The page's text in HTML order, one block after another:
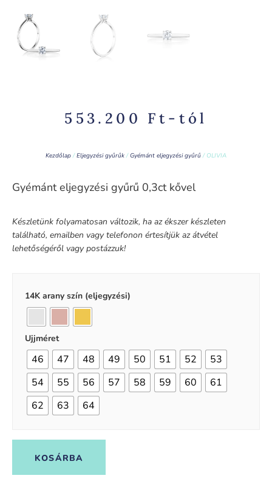
553.200 Ft-tól
Kezdőlap/Eljegyzési gyűrűk/Gyémánt eljegyzési gyűrű/ OLIVIA
Gyémánt eljegyzési gyűrű 0,3ct kővel
Készletünk folyamatosan változik, ha az ékszer készleten
található, emailben vagy telefonon értesítjük az átvétel
lehetőségéről vagy postázzuk!
14K arany szín (eljegyzési)
Ujjméret
46 47 48 49 50 51 52
53
54
55 56 57 58 59 60
61
62
63 64
KOSÁRBA